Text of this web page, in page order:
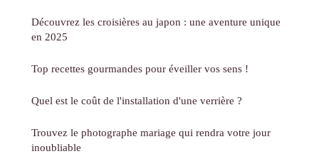
Découvrez les croisières au japon : une aventure unique
en 2025
Top recettes gourmandes pour éveiller vos sens !
Quel est le coût de l'installation d'une verrière ?
Trouvez le photographe mariage qui rendra votre jour
inoubliable